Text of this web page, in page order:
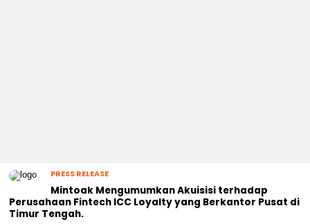
PRESS RELEASE
Mintoak Mengumumkan Akuisisi terhadap
Perusahaan Fintech ICC Loyalty yang Berkantor Pusat di
Timur Tengah.